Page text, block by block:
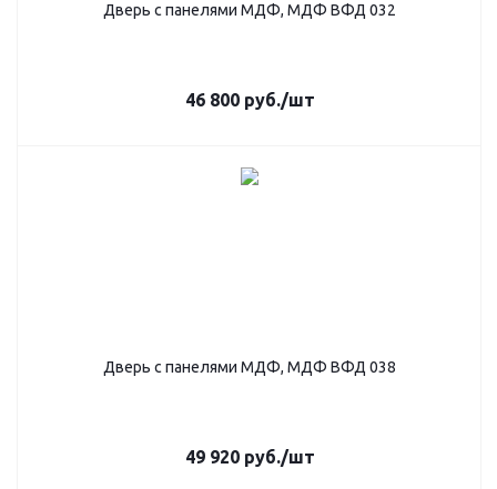
Дверь с панелями МДФ, МДФ ВФД 032
46 800руб./шт
Дверь с панелями МДФ, МДФ ВФД 038
49 920руб./шт